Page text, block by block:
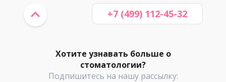
Хотите узнавать больше о
стоматологии?
Подпишитесь на нашу рассылку:
+7 (499) 112-45-32